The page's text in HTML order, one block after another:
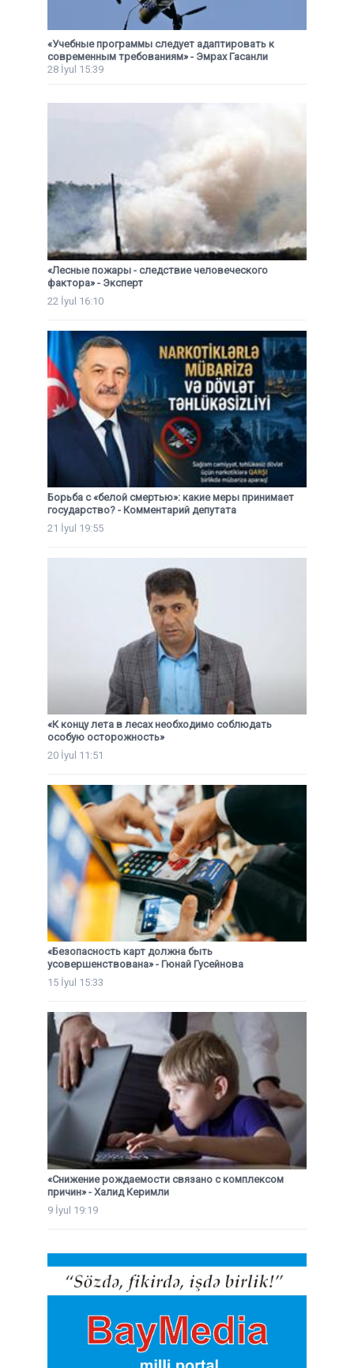
«Учебные программы следует адаптировать к
современным требованиям» - Эмрах Гасанли
28 İyul 15:39
«Лесные пожары - следствие человеческого
фактора» - Эксперт
22 İyul 16:10
Борьба с «белой смертью»: какие меры принимает
государство? - Комментарий депутата
21 İyul 19:55
«К концу лета в лесах необходимо соблюдать
особую осторожность»
20 İyul 11:51
«Безопасность карт должна быть
усовершенствована» - Гюнай Гусейнова
15 İyul 15:33
«Снижение рождаемости связано с комплексом
причин» - Халид Керимли
9 İyul 19:19